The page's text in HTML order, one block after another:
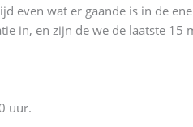
even wat er gaande is in de
in, en zijn de we de laatste 15
uur.